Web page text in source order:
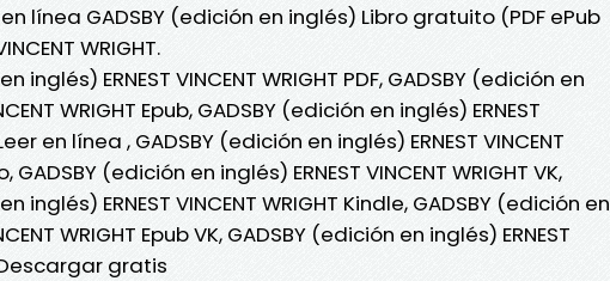
línea GADSBY (edición en inglés) Libro gratuito (PDF ePub
WRIGHT.
inglés) ERNEST VINCENT WRIGHT PDF, GADSBY (edición en
WRIGHT Epub, GADSBY (edición en inglés) ERNEST
en línea , GADSBY (edición en inglés) ERNEST VINCENT
GADSBY (edición en inglés) ERNEST VINCENT WRIGHT VK,
inglés) ERNEST VINCENT WRIGHT Kindle, GADSBY (edición en
WRIGHT Epub VK, GADSBY (edición en inglés) ERNEST
Descargar gratis